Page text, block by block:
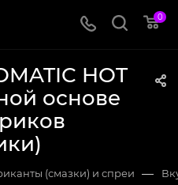
0
HOT
основе
(смазки) и спреи —